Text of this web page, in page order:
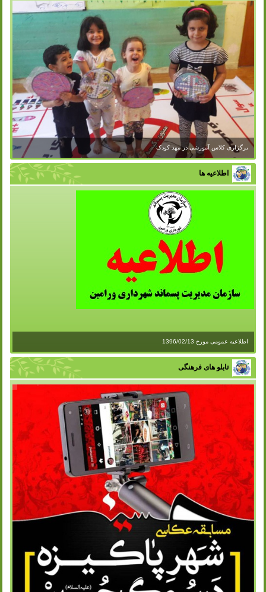
برگزاری کلاس آموزشی در مهد کودک
اطلاعیه ها
اطلاعیه عمومی مورخ 1396/02/13
تابلو های فرهنگی